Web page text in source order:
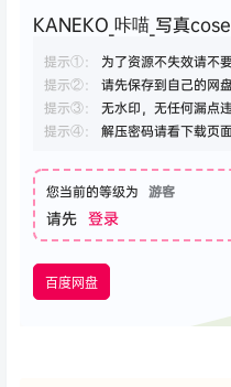
KANEKO_咔喵_写真
提示①：
为了资源不失效请不
提示②：
请先保存到自己的网
提示③：
无水印，无任何漏点违
提示④：
解压密码请看下载页面
您当前的等级为 游客
请先 登录
百度网盘